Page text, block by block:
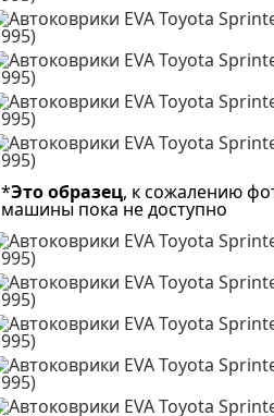
*Это образец, к сожалению
машины пока не доступно